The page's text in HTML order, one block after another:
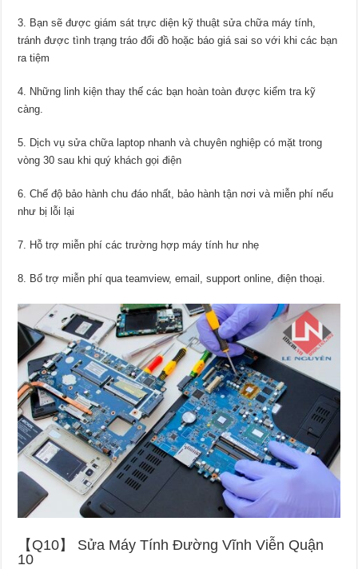
3. Bạn sẽ được giám sát trực diện kỹ thuật sửa chữa máy tính,
tránh được tình trạng tráo đổi đồ hoặc báo giá sai so với khi các bạn
ra tiệm
4. Những linh kiện thay thế các bạn hoàn toàn được kiểm tra kỹ
càng.
5. Dịch vụ sửa chữa laptop nhanh và chuyên nghiệp có mặt trong
vòng 30 sau khi quý khách gọi điện
6. Chế độ bảo hành chu đáo nhất, bảo hành tận nơi và miễn phí nếu
như bị lỗi lại
7. Hỗ trợ miễn phí các trường hợp máy tính hư nhẹ
8. Bổ trợ miễn phí qua teamview, email, support online, điện thoại.
【Q10】 Sửa Máy Tính Đường Vĩnh Viễn Quận
10